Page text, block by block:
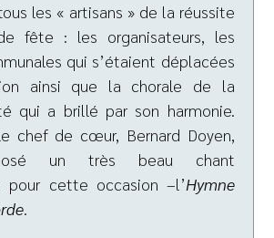
les « artisans » de la réussite
fête : les organisateurs, les
qui s’étaient déplacées
ainsi que la chorale de la
qui a brillé par son harmonie.
chef de cœur, Bernard Doyen,
un très beau chant
pour cette occasion –l’Hymne
.